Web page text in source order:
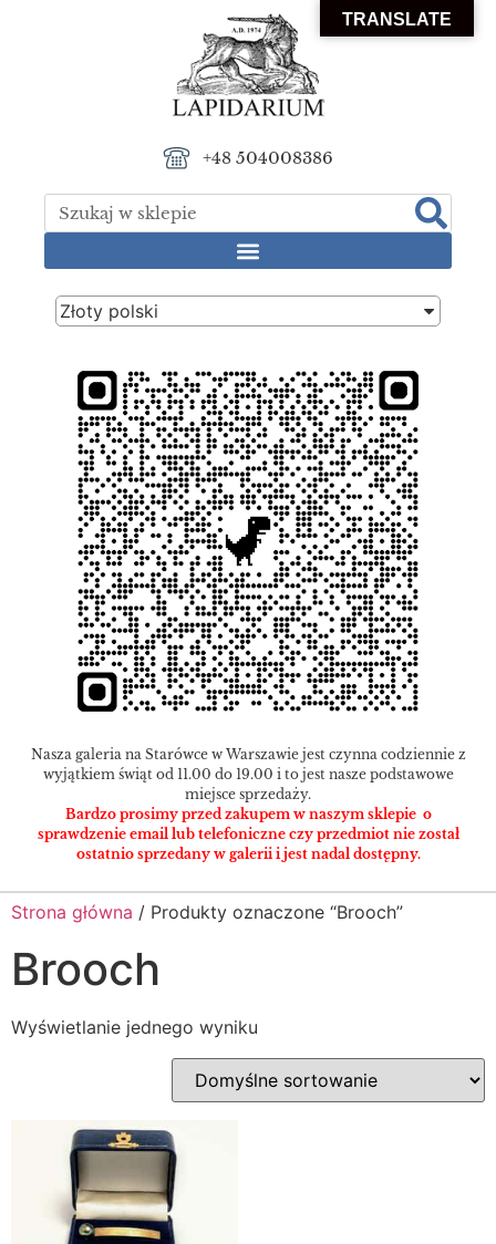
+48 504008386
Złoty polski
Nasza galeria na Starówce w Warszawie jest czynna codziennie z
wyjątkiem świąt od 11.00 do 19.00 i to jest nasze podstawowe
miejsce sprzedaży.
Bardzo prosimy przed zakupem w naszym sklepie o
sprawdzenie email lub telefoniczne czy przedmiot nie został
ostatnio sprzedany w galerii i jest nadal dostępny.
Strona główna / Produkty oznaczone “Brooch”
Brooch
Wyświetlanie jednego wyniku
TRANSLATE